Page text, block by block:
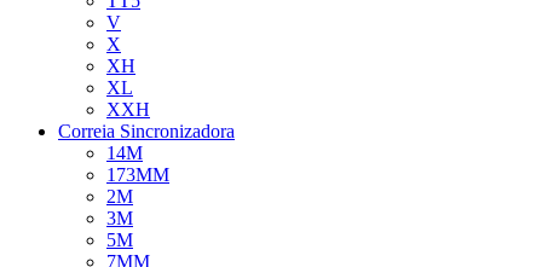
V
X
XH
XL
XXH
Correia Sincronizadora
14M
173MM
2M
3M
5M
7MM